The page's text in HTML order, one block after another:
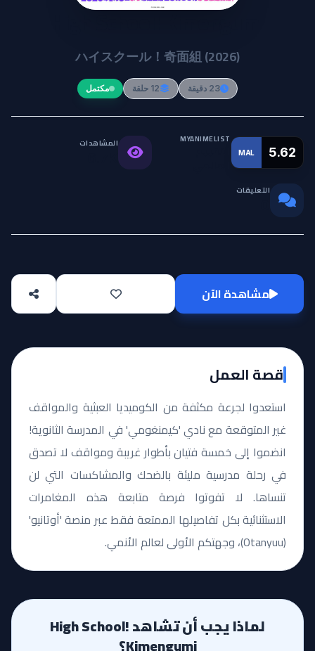
High School! Kimengumi
ハイスクール！奇面組 (2026)
23 دقيقة 12 حلقة مكتمل
MAL 5.62
MYANIMELIST المشاهدات
التعليقات
مشاهدة الآن
قصة العمل
استعدوا لجرعة مكثفة من الكوميديا العبثية والمواقف
غير المتوقعة مع نادي 'كيمنغومي' في المدرسة الثانوية!
انضموا إلى خمسة فتيان بأطوار غريبة ومواقف لا تصدق
في رحلة مدرسية مليئة بالضحك والمشاكسات التي لن
تنساها. لا تفوتوا فرصة متابعة هذه المغامرات
الاستثنائية بكل تفاصيلها الممتعة فقط عبر منصة 'أوتانيو'
(Otanyuu)، وجهتكم الأولى لعالم الأنمي.
لماذا يجب أن تشاهد High School!
Kimengumi؟